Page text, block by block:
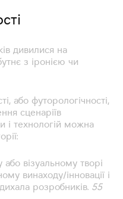
дивилися на
з іронією чи
або футорологічності,
сценаріїв
і технологій можна
візуальному творі
винаходу/інновації і
розробників. 55